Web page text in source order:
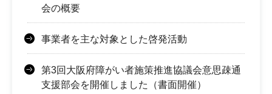
会の概要
事業者を主な対象とした啓発活動
第3回大阪府障がい者施策推進協議会意思疎通
支援部会を開催しました（書面開催）